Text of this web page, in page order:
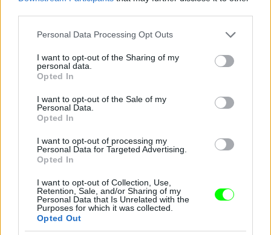
Please note that this website/app uses one or more Google
not limited to your visit or usage behaviour. You may click to
grant or deny consent to Google and its third-party tags to
use your data for below specified purposes in below Google
consent section.
Personal Data Processing Opt Outs
I want to opt-out of the Sharing of my
personal data.
Opted In
I want to opt-out of the Sale of my
Personal Data.
Opted In
I want to opt-out of processing my
Personal Data for Targeted Advertising.
Opted In
I want to opt-out of Collection, Use,
Retention, Sale, and/or Sharing of my
Personal Data that Is Unrelated with the
Purposes for which it was collected.
Opted Out
Fotó: Dave Kotinsky / Europress / Getty